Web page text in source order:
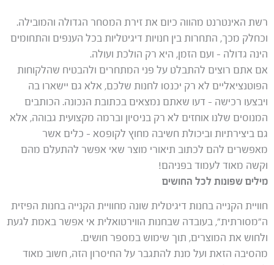
רשת האינטרנט מהווה כיום את זירת המסחר הגדולה והמובילה.
וכחלק מכך, התחרות בין חנויות דיגיטליות בכל הענפים והתחומים
הינה גדולה – ועם הזמן, היא רק הולכת ועולה.
אם אתם רוצים להתבלט על פני המתחרים ולהבטיח שהלקוחות
הפוטנציאליים לא רק יכנסו לחנות שלכם, אלא גם יישארו בה
ויבצעו רכישה – דעו שאתם נמצאים בכתובת הנכונה. הכותבים
המנוסים שלנו אוחזים לא רק בניסיון וברמה מקצועית גבוהה, אלא
גם ביצירתיות וביכולת חשיבה מחוץ לקופסא – כלים אשר
מאפשרים להם לכתוב תיאורי מוצר שאי אפשר להתעלם מהם
וקשה מאוד לעמוד בפניהם!
מילים שפונות לכל החושים
חוויית הקנייה בחנות דיגיטלית שונה מחוויית הקנייה בחנות הפיזית
ה”מסורתית”, בעובדה שבחנות הווירטואלית אי אפשר באמת לגעת
ולחוש את המוצרים, תוך שימוש במספר חושים.
מהסיבה הזאת ועל מנת להתגבר על החיסרון הזה, חשוב מאוד